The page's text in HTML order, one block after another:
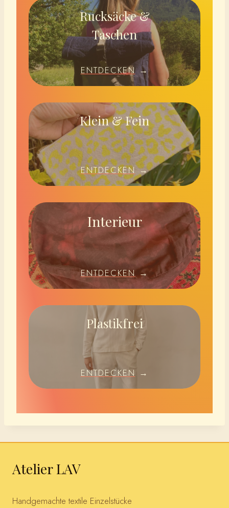
Rucksäcke &
Taschen
ENTDECKEN→
Klein & Fein
ENTDECKEN →
Interieur
ENTDECKEN →
Plastikfrei
ENTDECKEN →
Atelier LAV
Handgemachte textile Einzelstücke